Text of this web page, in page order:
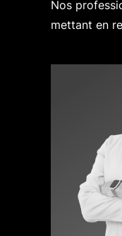
Nos
mettant en